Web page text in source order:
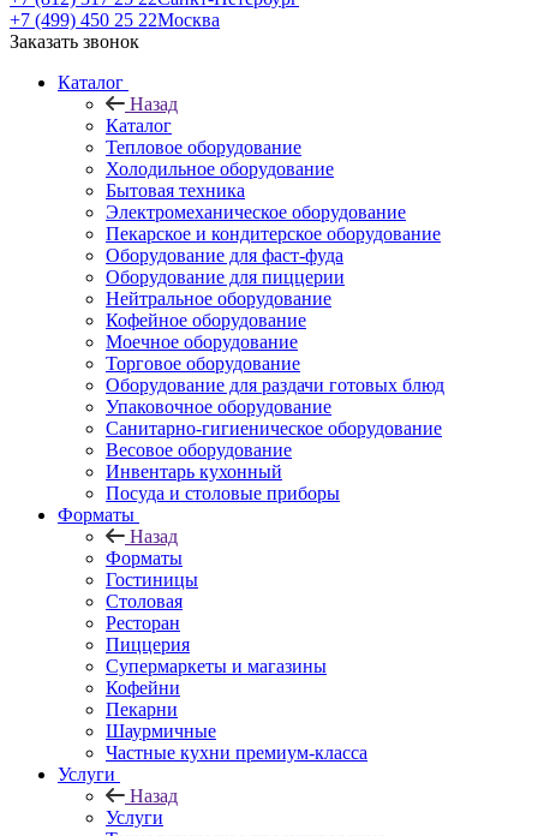
+7 (499) 450 25 22Москва
Заказать звонок
Каталог
Назад
Каталог
Тепловое оборудование
Холодильное оборудование
Бытовая техника
Электромеханическое оборудование
Пекарское и кондитерское оборудование
Оборудование для фаст-фуда
Оборудование для пиццерии
Нейтральное оборудование
Кофейное оборудование
Моечное оборудование
Торговое оборудование
Оборудование для раздачи готовых блюд
Упаковочное оборудование
Санитарно-гигиеническое оборудование
Весовое оборудование
Инвентарь кухонный
Посуда и столовые приборы
Форматы
Назад
Форматы
Гостиницы
Столовая
Ресторан
Пиццерия
Супермаркеты и магазины
Кофейни
Пекарни
Шаурмичные
Частные кухни премиум-класса
Услуги
Назад
Услуги